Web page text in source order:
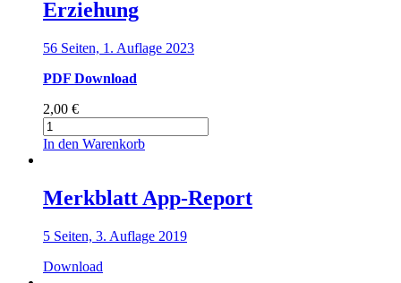
Menge
Erziehung
56 Seiten, 1. Auflage 2023
PDF Download
2,00 €
Kinder
und
sexualisierter
Gewalt
–
für
In den Warenkorb
Merkblatt App-Report
5 Seiten, 3. Auflage 2019
Download